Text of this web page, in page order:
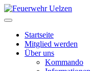
Startseite
Mitglied werden
Über uns
Kommando